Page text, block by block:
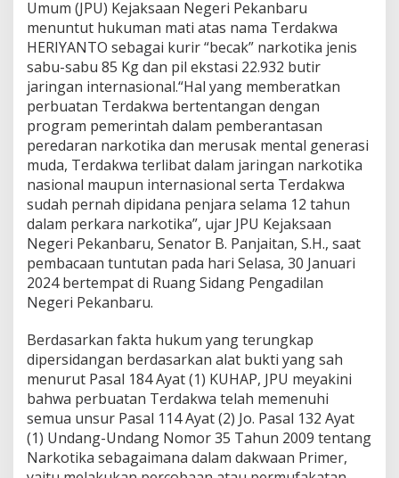
i
K
u
r
i
S
a
b
u
J
a
r
i
n
g
a
n
t
e
r
n
a
s
i
o
n
Umum (JPU) Kejaksaan Negeri Pekanbaru
menuntut hukuman mati atas nama Terdakwa
HERIYANTO sebagai kurir “becak” narkotika jenis
sabu-sabu 85 Kg dan pil ekstasi 22.932 butir
jaringan internasional.“Hal yang memberatkan
perbuatan Terdakwa bertentangan dengan
program pemerintah dalam pemberantasan
peredaran narkotika dan merusak mental generasi
muda, Terdakwa terlibat dalam jaringan narkotika
nasional maupun internasional serta Terdakwa
sudah pernah dipidana penjara selama 12 tahun
dalam perkara narkotika”, ujar JPU Kejaksaan
Negeri Pekanbaru, Senator B. Panjaitan, S.H., saat
pembacaan tuntutan pada hari Selasa, 30 Januari
2024 bertempat di Ruang Sidang Pengadilan
Negeri Pekanbaru.
Berdasarkan fakta hukum yang terungkap
dipersidangan berdasarkan alat bukti yang sah
menurut Pasal 184 Ayat (1) KUHAP, JPU meyakini
bahwa perbuatan Terdakwa telah memenuhi
semua unsur Pasal 114 Ayat (2) Jo. Pasal 132 Ayat
(1) Undang-Undang Nomor 35 Tahun 2009 tentang
Narkotika sebagaimana dalam dakwaan Primer,